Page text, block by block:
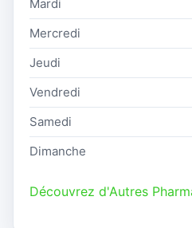
Mardi
Mercredi
Jeudi
Vendredi
Samedi
Dimanche
Découvrez d'Autres